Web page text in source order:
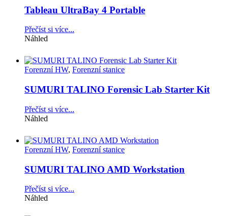
Tableau UltraBay 4 Portable
Přečíst si více...
Náhled
Forenzní HW, Forenzní stanice
SUMURI TALINO Forensic Lab Starter Kit
Přečíst si více...
Náhled
Forenzní HW, Forenzní stanice
SUMURI TALINO AMD Workstation
Přečíst si více...
Náhled